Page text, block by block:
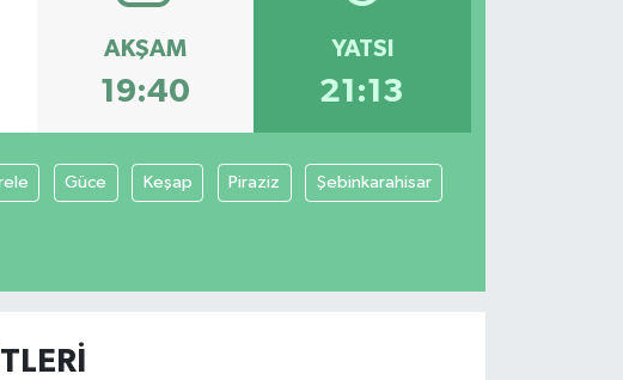
AKŞAM
19:40
YATSI
21:13
Güce Keşap Piraziz Şebinkarahisar